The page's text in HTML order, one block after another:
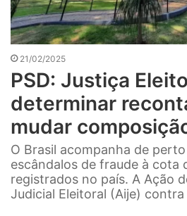
21/02/2025
PSD: Justiça
determinar
mudar
O Brasil acompanha de
escândalos de fraude à cota
registrados no país. A Ação
Judicial Eleitoral (Aije)